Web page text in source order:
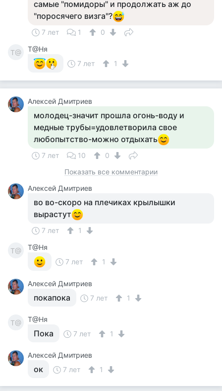
самые "помидоры" и продолжать аж до
"поросячего визга"?
7 лет 1 0
Т@
Т@Ня
7 лет
1
Алексей Дмитриев
молодец-значит прошла огонь-воду и
медные трубы=удовлетворила свое
любопытство-можно отдыхать
7 лет 10
0
Показать все комментарии
Алексей Дмитриев
во во-скоро на плечиках крылышки
вырастут
7 лет 1
Т@
Т@Ня
7 лет
1
Алексей Дмитриев
покапока 7 лет 1
Т@ Т@Ня
Пока 7 лет 1
Алексей Дмитриев
ок 7 лет 1